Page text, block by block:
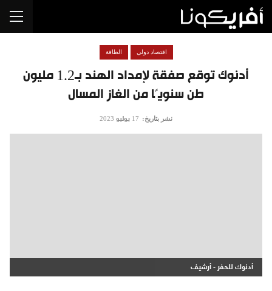
أدنوك توقع صفقة لإمداد الهند بـ1.2 مليون
طن سنويًا من الغاز المسال
اقتصاد دولي الطاقة
نشر بتاريخ: 17 يوليو 2023
أدنوك للحفر - أرشيف